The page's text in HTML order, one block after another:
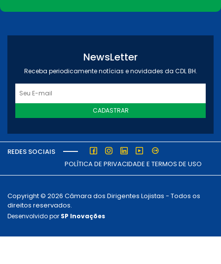
NewsLetter
Receba periodicamente notícias e novidades da CDL BH.
CADASTRAR
REDES SOCIAIS
POLÍTICA DE PRIVACIDADE E TERMOS DE USO
Copyright © 2026 Câmara dos Dirigentes Lojistas - Todos os
direitos reservados.
Desenvolvido por SP Inovações